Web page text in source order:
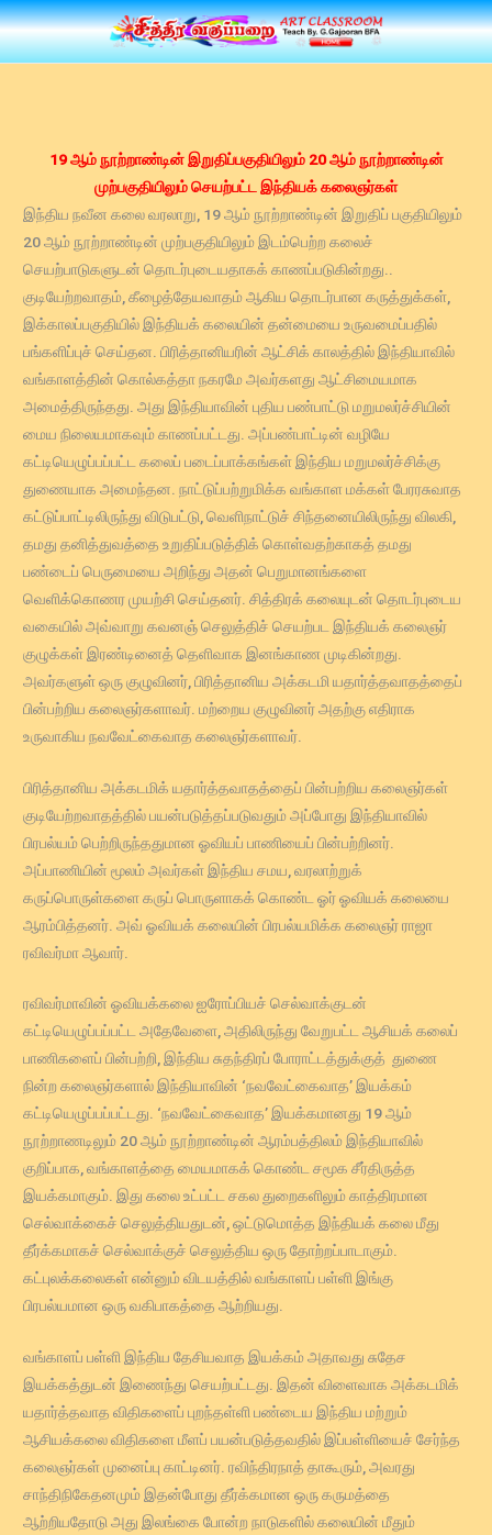
Skip
to
content
19 ஆம் நூற்றாண்டின் இறுதிப்பகுதியிலும் 20 ஆம் நூற்றாண்டின்
முற்பகுதியிலும் செயற்பட்ட இந்தியக் கலைஞர்கள்
இந்திய நவீன கலை வரலாறு, 19 ஆம் நூற்றாண்டின் இறுதிப் பகுதியிலும்
20 ஆம் நூற்றாண்டின் முற்பகுதியிலும் இடம்பெற்ற கலைச்
செயற்பாடுகளுடன் தொடர்புடையதாகக் காணப்படுகின்றது..
குடியேற்றவாதம், கீழைத்தேயவாதம் ஆகிய தொடர்பான கருத்துக்கள்,
இக்காலப்பகுதியில் இந்தியக் கலையின் தன்மையை உருவமைப்பதில்
பங்களிப்புச் செய்தன. பிரித்தானியரின் ஆட்சிக் காலத்தில் இந்தியாவில்
வங்காளத்தின் கொல்கத்தா நகரமே அவர்களது ஆட்சிமையமாக
அமைத்திருந்தது. அது இந்தியாவின் புதிய பண்பாட்டு மறுமலர்ச்சியின்
மைய நிலையமாகவும் காணப்பட்டது. அப்பண்பாட்டின் வழியே
கட்டியெழுப்பப்பட்ட கலைப் படைப்பாக்கங்கள் இந்திய மறுமலர்ச்சிக்கு
துணையாக அமைந்தன. நாட்டுப்பற்றுமிக்க வங்காள மக்கள் பேரரசுவாத
கட்டுப்பாட்டிலிருந்து விடுபட்டு, வெளிநாட்டுச் சிந்தனையிலிருந்து விலகி,
தமது தனித்துவத்தை உறுதிப்படுத்திக் கொள்வதற்காகத் தமது
பண்டைப் பெருமையை அறிந்து அதன் பெறுமானங்களை
வெளிக்கொணர முயற்சி செய்தனர். சித்திரக் கலையுடன் தொடர்புடைய
வகையில் அவ்வாறு கவனஞ் செலுத்திச் செயற்பட இந்தியக் கலைஞர்
குழுக்கள் இரண்டினைத் தெளிவாக இனங்காண முடிகின்றது.
அவர்களுள் ஒரு குழுவினர், பிரித்தானிய அக்கடமி யதார்த்தவாதத்தைப்
பின்பற்றிய கலைஞர்களாவர். மற்றைய குழுவினர் அதற்கு எதிராக
உருவாகிய நவவேட்கைவாத கலைஞர்களாவர்.
பிரித்தானிய அக்கடமிக் யதார்த்தவாதத்தைப் பின்பற்றிய கலைஞர்கள்
குடியேற்றவாதத்தில் பயன்படுத்தப்படுவதும் அப்போது இந்தியாவில்
பிரபல்யம் பெற்றிருந்ததுமான ஓவியப் பாணியைப் பின்பற்றினர்.
அப்பாணியின் மூலம் அவர்கள் இந்திய சமய, வரலாற்றுக்
கருப்பொருள்களை கருப் பொருளாகக் கொண்ட ஓர் ஓவியக் கலையை
ஆரம்பித்தனர். அவ் ஓவியக் கலையின் பிரபல்யமிக்க கலைஞர் ராஜா
ரவிவர்மா ஆவார்.
ரவிவர்மாவின் ஓவியக்கலை ஐரோப்பியச் செல்வாக்குடன்
கட்டியெழுப்பப்பட்ட அதேவேளை, அதிலிருந்து வேறுபட்ட ஆசியக் கலைப்
பாணிகளைப் பின்பற்றி, இந்திய சுதந்திரப் போராட்டத்துக்குத் துணை
நின்ற கலைஞர்களால் இந்தியாவின் ‘நவவேட்கைவாத’ இயக்கம்
கட்டியெழுப்பப்பட்டது. ‘நவவேட்கைவாத’ இயக்கமானது 19 ஆம்
நூற்றாணடிலும் 20 ஆம் நூற்றாண்டின் ஆரம்பத்திலம் இந்தியாவில்
குறிப்பாக, வங்காளத்தை மையமாகக் கொண்ட சமூக சீர்திருத்த
இயக்கமாகும். இது கலை உட்பட்ட சகல துறைகளிலும் காத்திரமான
செல்வாக்கைச் செலுத்தியதுடன், ஒட்டுமொத்த இந்தியக் கலை மீது
தீர்க்கமாகச் செல்வாக்குச் செலுத்திய ஒரு தோற்றப்பாடாகும்.
கட்புலக்கலைகள் என்னும் விடயத்தில் வங்காளப் பள்ளி இங்கு
பிரபல்யமான ஒரு வகிபாகத்தை ஆற்றியது.
வங்காளப் பள்ளி இந்திய தேசியவாத இயக்கம் அதாவது சுதேச
இயக்கத்துடன் இணைந்து செயற்பட்டது. இதன் விளைவாக அக்கடமிக்
யதார்த்தவாத விதிகளைப் புறந்தள்ளி பண்டைய இந்திய மற்றும்
ஆசியக்கலை விதிகளை மீளப் பயன்படுத்தவதில் இப்பள்ளியைச் சேர்ந்த
கலைஞர்கள் முனைப்பு காட்டினர். ரவிந்திரநாத் தாகூரும், அவரது
சாந்திநிகேதனமும் இதன்போது தீர்க்கமான ஒரு கருமத்தை
ஆற்றியதோடு அது இலங்கை போன்ற நாடுகளில் கலையின் மீதும்